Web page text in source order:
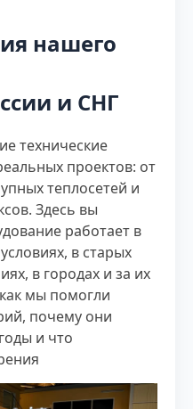
нашего
и СНГ
технические
проектов: от
теплосетей и
Здесь вы
работает в
в старых
в городах и за их
мы помогли
почему они
и что